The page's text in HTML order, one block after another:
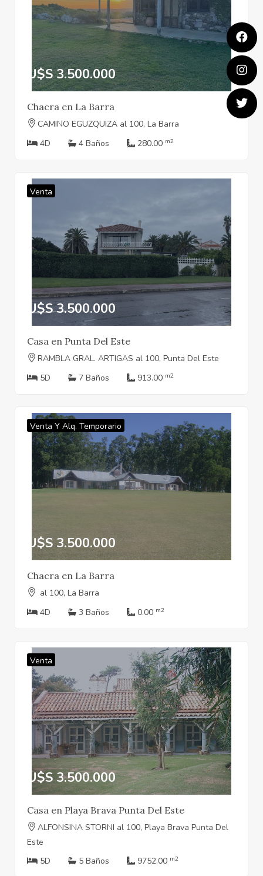
U$S 3.500.000
Chacra en La Barra
CAMINO EGUZQUIZA al 100, La Barra
4D
4 Baños 280.00 m2
Venta
U$S 3.500.000
Casa en Punta Del Este
RAMBLA GRAL. ARTIGAS al 100, Punta Del Este
5D
7 Baños 913.00 m2
Venta Y Alq. Temporario
U$S 3.500.000
Chacra en La Barra
al 100, La Barra
4D
3 Baños 0.00 m2
Venta
U$S 3.500.000
Casa en Playa Brava Punta Del Este
ALFONSINA STORNI al 100, Playa Brava Punta Del
Este
5D
5 Baños 9752.00 m2